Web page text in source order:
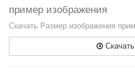
пример изображения
Скачать Размер изображения